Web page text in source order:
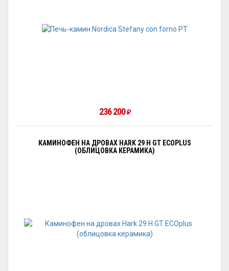
236 200 ₽
КАМИНОФЕН НА ДРОВАХ HARK 29 H GT ECOPLUS
(ОБЛИЦОВКА КЕРАМИКА)